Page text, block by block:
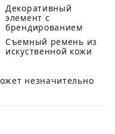
Декоративный
элемент с
брендированием
Съемный ремень из
искуственной кожи
незначительно